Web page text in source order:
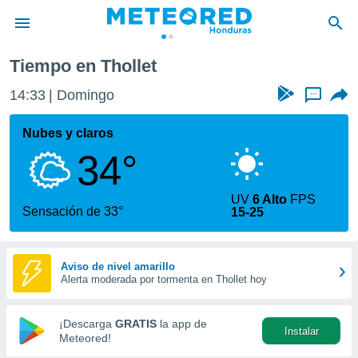
de
ha sido
calidad.
a este
las
y
forma
digital
basada
Tiempo en Thollet
14:33 Domingo ...
Nubes y claros
34°
Sensación de 33°
UV6 Alto FPS
15-25
Aviso de nivel amarillo
Alerta moderada por tormenta en Thollet hoy
¡Descarga GRATIS la app de
Meteored!
Instalar